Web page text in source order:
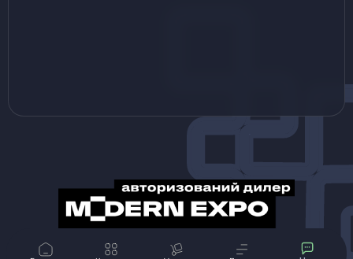
© Magrest 2013-2024 Все материалы, представленные на данном сайте,
принадлежат компании «MAGREST»